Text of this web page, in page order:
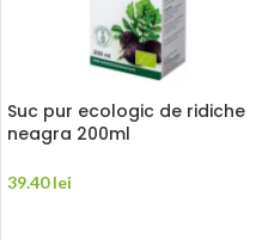
Suc pur ecologic de ridiche
neagra 200ml
39.40lei